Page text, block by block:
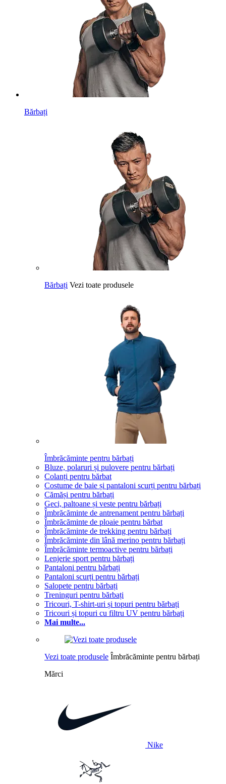
Bărbați
Bărbați Vezi toate produsele
Îmbrăcăminte pentru bărbați
Bluze, polaruri și pulovere pentru bărbați
Colanți pentru bărbat
Costume de baie și pantaloni scurți pentru bărbați
Cămăși pentru bărbați
Geci, paltoane și veste pentru bărbați
Îmbrăcăminte de antrenament pentru bărbați
Îmbrăcăminte de ploaie pentru bărbat
Îmbrăcăminte de trekking pentru bărbați
Îmbrăcăminte din lână merino pentru bărbați
Îmbrăcăminte termoactive pentru bărbați
Lenjerie sport pentru bărbați
Pantaloni pentru bărbați
Pantaloni scurți pentru bărbați
Salopete pentru bărbați
Treninguri pentru bărbați
Tricouri, T-shirt-uri și topuri pentru bărbați
Tricouri și topuri cu filtru UV pentru bărbați
Mai multe...
Vezi toate produsele Îmbrăcăminte pentru bărbați
Mărci
Nike